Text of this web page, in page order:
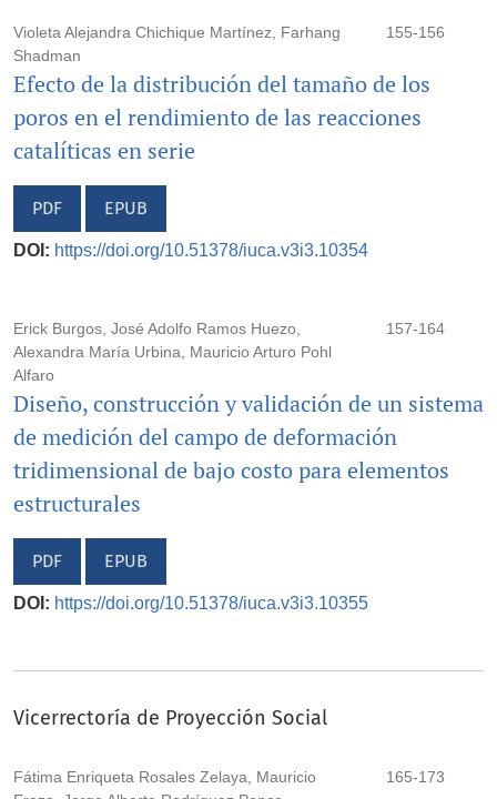
Violeta Alejandra Chichique Martínez, Farhang
Shadman
155-156
Efecto de la distribución del tamaño de los
poros en el rendimiento de las reacciones
catalíticas en serie
PDF EPUB
DOI: https://doi.org/10.51378/iuca.v3i3.10354
Erick Burgos, José Adolfo Ramos Huezo,
Alexandra María Urbina, Mauricio Arturo Pohl
Alfaro
157-164
Diseño, construcción y validación de un sistema
de medición del campo de deformación
tridimensional de bajo costo para elementos
estructurales
PDF EPUB
DOI: https://doi.org/10.51378/iuca.v3i3.10355
Vicerrectoría de Proyección Social
Fátima Enriqueta Rosales Zelaya, Mauricio
165-173